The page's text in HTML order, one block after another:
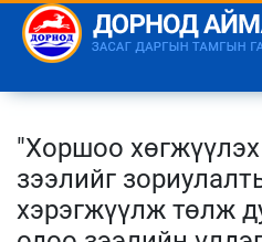
"Хоршоо
зээлийг
хэрэгжүүлж төлж